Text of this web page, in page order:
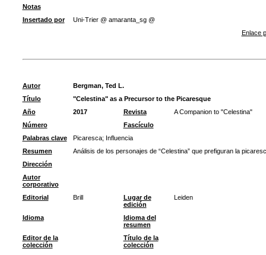
Notas
Insertado por
Uni-Trier @ amaranta_sg @
Enlace
Autor
Bergman, Ted L.
Título
"Celestina" as a Precursor to the Picaresque
Año
2017 Revista
A Companion to "Celestina"
Número
Fascículo
Palabras clave
Picaresca; Influencia
Resumen
Análisis de los personajes de “Celestina” que prefiguran la
Dirección
Autor
corporativo
Editorial
Brill
Lugar de
edición
Leiden
Idioma
Idioma del
resumen
Editor de la
colección
Título de la
colección